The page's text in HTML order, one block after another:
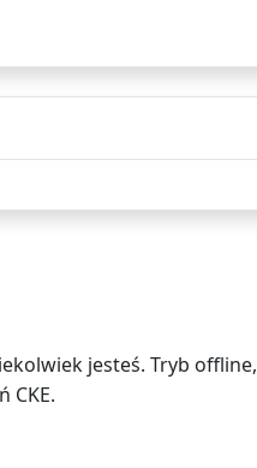
jesteś. Tryb offline,
CKE.